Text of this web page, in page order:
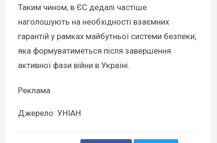
Таким чином, в ЄС дедалі частіше
наголошують на необхідності взаємних
гарантій у рамках майбутньої системи безпеки,
яка формуватиметься після завершення
активної фази війни в Україні.
Реклама
Джерело: УНІАН